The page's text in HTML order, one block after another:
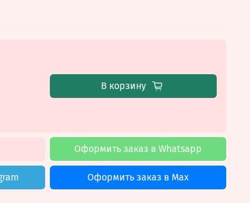
В корзину
Оформить заказ в Whatsapp
Оформить заказ в Max